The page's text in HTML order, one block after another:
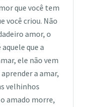
que você tem
você criou. Não
amor, o
que a
ele não vem
a amar,
velhinhos
amado morre,